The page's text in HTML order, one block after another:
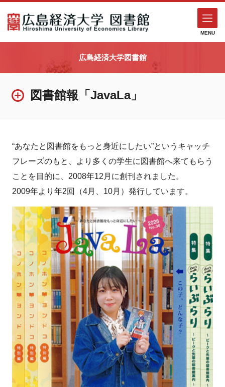
MENU
広島経済大学図書館
図書館報「JavaLa」
“あなたと図書館をもっと身近にしたい”というキャッチ
フレーズのもと、より多くの学生に図書館へ来てもらう
ことを目的に、2008年12月に創刊されました。
2009年より年2回（4月、10月）発行しています。